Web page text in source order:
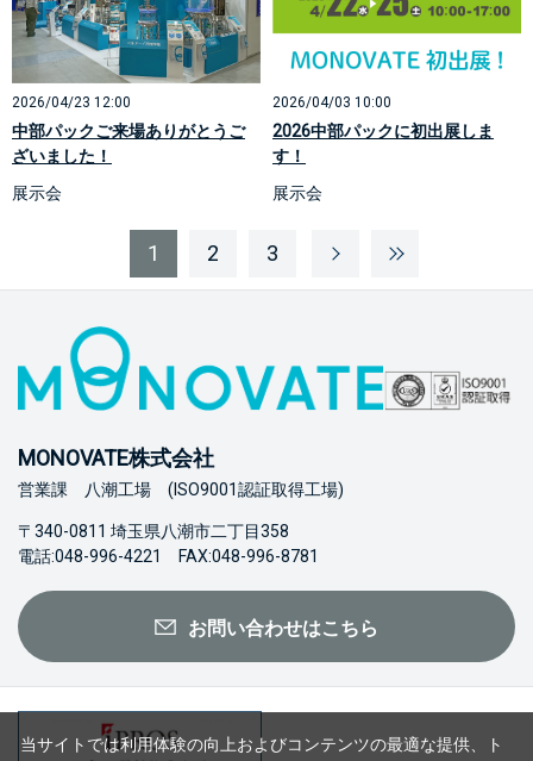
2026/04/23 12:00
中部パックご来場ありがとうご
ざいました！
展示会
2026/04/03 10:00
2026中部パックに初出展しま
す！
展示会
1 2 3
MONOVATE株式会社
営業課 八潮工場 (ISO9001認証取得工場)
〒340-0811 埼玉県八潮市二丁目358
電話:048-996-4221 FAX:048-996-8781
お問い合わせはこちら
当サイトでは利用体験の向上およびコンテンツの最適な提供、ト